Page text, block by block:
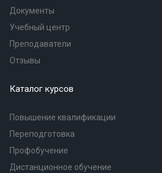
Документы
Учебный центр
Преподаватели
Отзывы
Каталог курсов
Повышение квалификации
Переподготовка
Профобучение
Дистанционное обучение